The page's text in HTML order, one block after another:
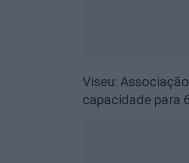
Viseu:
capacidade para